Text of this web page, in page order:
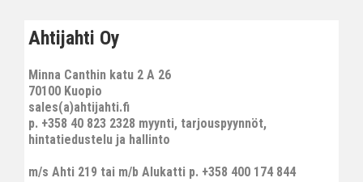
Ahtijahti Oy
Minna Canthin katu 2 A 26
70100 Kuopio
sales(a)ahtijahti.fi
p. +358 40 823 2328 myynti, tarjouspyynnöt,
hintatiedustelu ja hallinto
m/s Ahti 219 tai m/b Alukatti p. +358 400 174 844